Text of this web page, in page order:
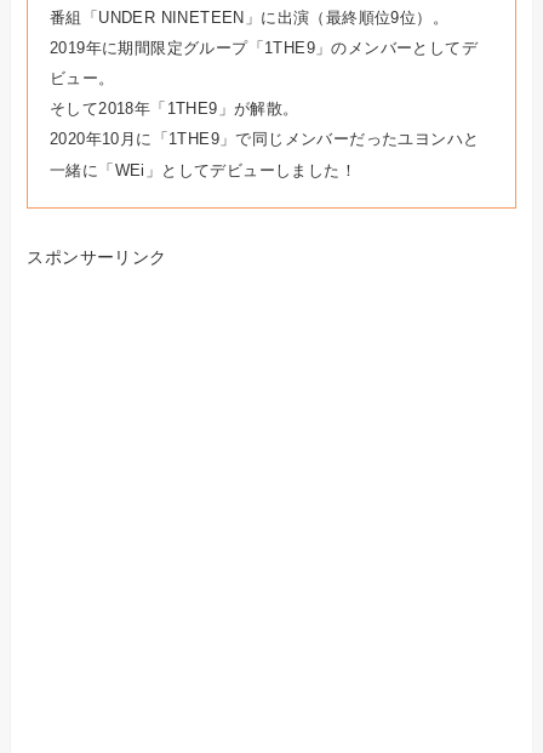
番組「UNDER NINETEEN」に出演（最終順位9位）。
2019年に期間限定グループ「1THE9」のメンバーとしてデ
ビュー。
そして2018年「1THE9」が解散。
2020年10月に「1THE9」で同じメンバーだったユヨンハと
一緒に「WEi」としてデビューしました！
スポンサーリンク